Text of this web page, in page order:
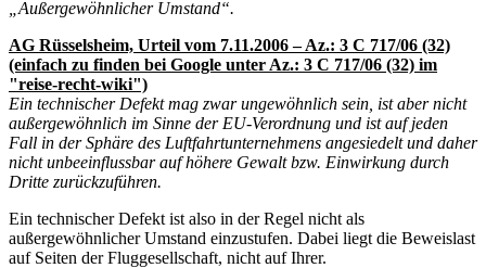
„Außergewöhnlicher Umstand“.
AG Rüsselsheim, Urteil vom 7.11.2006 – Az.: 3 C 717/06 (32)
(einfach zu finden bei Google unter Az.: 3 C 717/06 (32) im
"reise-recht-wiki")
Ein technischer Defekt mag zwar ungewöhnlich sein, ist aber nicht
außergewöhnlich im Sinne der EU-Verordnung und ist auf jeden
Fall in der Sphäre des Luftfahrtunternehmens angesiedelt und daher
nicht unbeeinflussbar auf höhere Gewalt bzw. Einwirkung durch
Dritte zurückzuführen.
Ein technischer Defekt ist also in der Regel nicht als
außergewöhnlicher Umstand einzustufen. Dabei liegt die Beweislast
auf Seiten der Fluggesellschaft, nicht auf Ihrer.